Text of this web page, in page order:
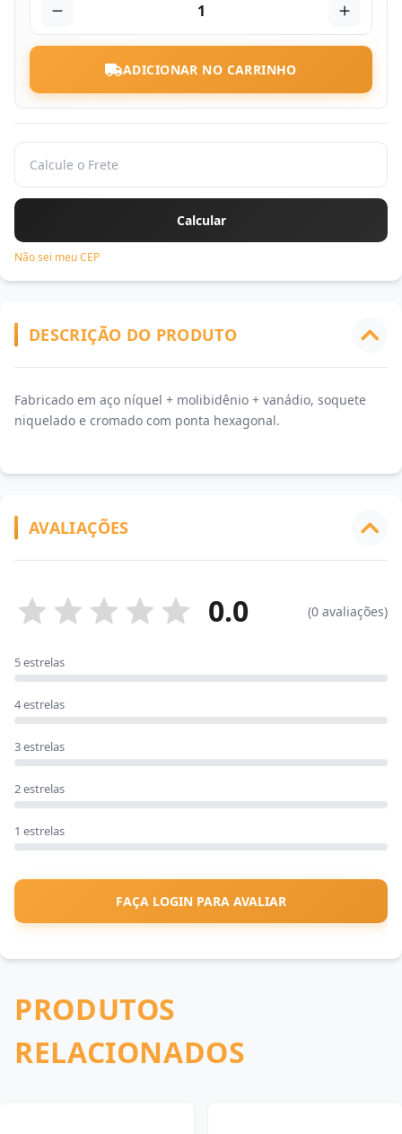
1
ADICIONAR NO CARRINHO
Não sei meu CEP
DESCRIÇÃO DO PRODUTO
Fabricado em aço níquel + molibidênio + vanádio, soquete
niquelado e cromado com ponta hexagonal.
AVALIAÇÕES
0.0 (0 avaliações)
5 estrelas
4 estrelas
3 estrelas
2 estrelas
1 estrelas
FAÇA LOGIN PARA AVALIAR
PRODUTOS
RELACIONADOS